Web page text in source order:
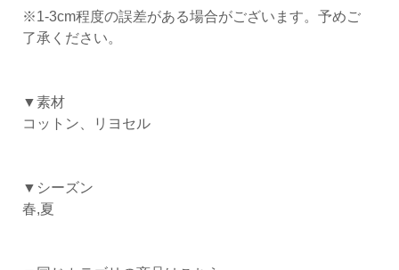
※1-3cm程度の誤差がある場合がございます。予めご
了承ください。
▼素材
コットン、リヨセル
▼シーズン
春,夏